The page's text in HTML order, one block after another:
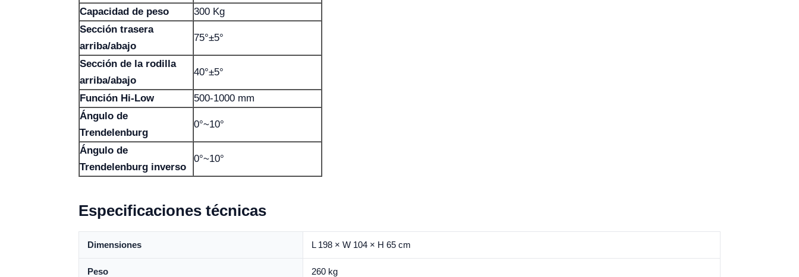
Capacidad de peso
300 Kg
Sección trasera
arriba/abajo
75°±5°
Sección de la rodilla
arriba/abajo
40°±5°
Función Hi-Low
500-1000 mm
Ángulo de
Trendelenburg
0°~10°
Ángulo de
Trendelenburg inverso
0°~10°
Especificaciones técnicas
Dimensiones L 198 × W 104 × H 65 cm
Peso 260 kg